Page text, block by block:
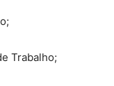
Trabalho;